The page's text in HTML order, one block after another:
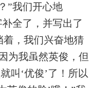
”我们开心地
全了，并写出了
，我们兴奋地猜
为我虽然英俊，但
叫‘优俊’了！所以